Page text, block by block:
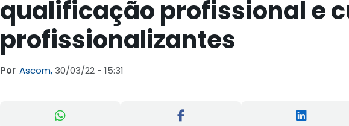
qualificação profissional e
profissionalizantes
Por Ascom,30/03/22 - 15:31